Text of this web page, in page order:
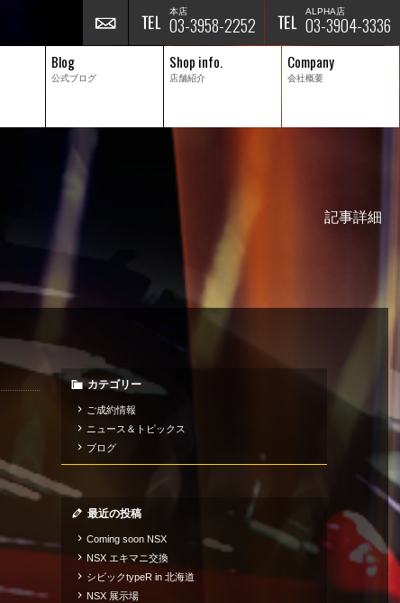
ALPHA店
03-3904-3336
本店
03-3958-2252
Blog
公式ブログ
Shop info.
店舗紹介
Company
会社概要
記事詳細
カテゴリー
ご成約情報
ニュース＆トピックス
ブログ
最近の投稿
Coming soon NSX
NSX エキマニ交換
シビックtypeR in 北海道
NSX 展示場